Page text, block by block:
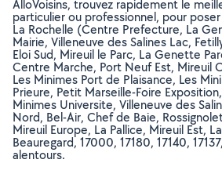
AlloVoisins, trouvez rapidement le
particulier ou professionnel, pour
La Rochelle (Centre Prefecture, La
Mairie, Villeneuve des Salines Lac,
Eloi Sud, Mireuil le Parc, La Genette
Centre Marche, Port Neuf Est, Mireuil
Les Minimes Port de Plaisance, Les
Prieure, Petit Marseille-Foire
Minimes Universite, Villeneuve des
Nord, Bel-Air, Chef de Baie,
Mireuil Europe, La Pallice, Mireuil Est,
Beauregard, 17000, 17180, 17140,
alentours.